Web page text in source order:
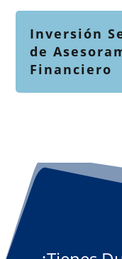
Inversión
de
Financiero